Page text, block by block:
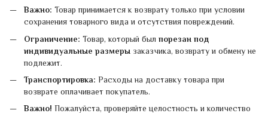
Важно: Товар принимается к возврату только при условии
сохранения товарного вида и отсутствия повреждений.
Ограничение: Товар, который был порезан под
индивидуальные размеры заказчика, возврату и обмену не
подлежит.
Транспортировка: Расходы на доставку товара при
возврате оплачивает покупатель.
Важно! Пожалуйста, проверяйте целостность и количество